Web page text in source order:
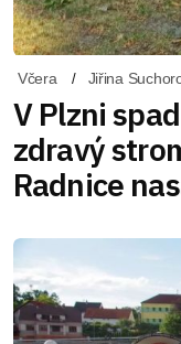
Včera Jiřina
V Plzni
zdravý
Radnice